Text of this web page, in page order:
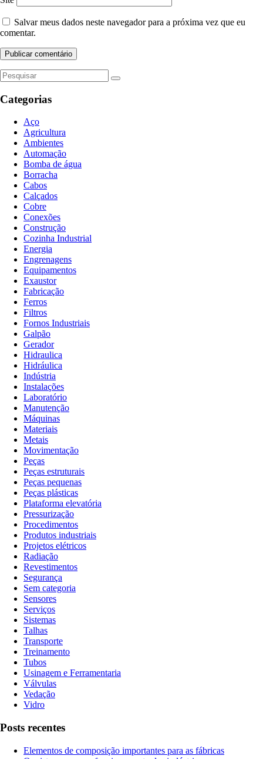
Salvar meus dados neste navegador para a próxima vez que eu
comentar.
Categorias
Aço
Agricultura
Ambientes
Automação
Bomba de água
Borracha
Cabos
Calçados
Cobre
Conexões
Construção
Cozinha Industrial
Energia
Engrenagens
Equipamentos
Exaustor
Fabricação
Ferros
Filtros
Fornos Industriais
Galpão
Gerador
Hidraulica
Hidráulica
Indústria
Instalações
Laboratório
Manutenção
Máquinas
Materiais
Metais
Movimentação
Peças
Peças estruturais
Peças pequenas
Peças plásticas
Plataforma elevatória
Pressurização
Procedimentos
Produtos industriais
Projetos elétricos
Radiação
Revestimentos
Segurança
Sem categoria
Sensores
Serviços
Sistemas
Talhas
Transporte
Treinamento
Tubos
Usinagem e Ferramentaria
Válvulas
Vedação
Vidro
Posts recentes
Elementos de composição importantes para as fábricas